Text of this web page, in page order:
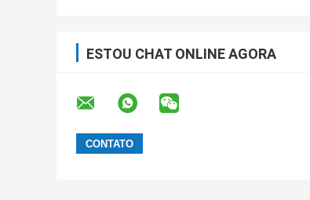
ESTOU CHAT ONLINE AGORA